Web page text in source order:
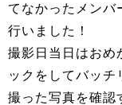
てなかったメンバ
行いました！
撮影日当日はおめ
ックをしてバッチ
撮った写真を確認